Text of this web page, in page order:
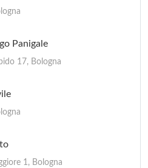
Panigale
17, Bologna
1, Bologna